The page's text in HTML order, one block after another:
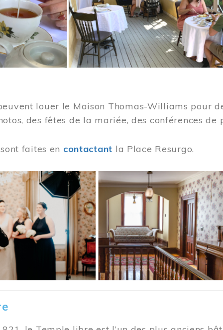
louer le Maison Thomas-Williams pour
des fêtes de la mariée, des conférences de
faites en contactant la Place Resurgo.